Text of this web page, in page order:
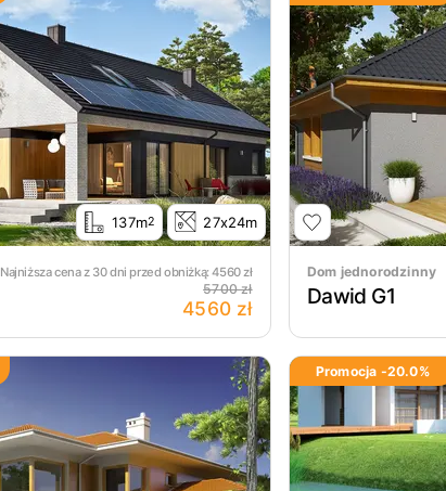
137m2 27x24m
Najniższa cena z 30 dni przed obniżką:4560zł
5700 zł
4560 zł
Dom jednorodzinny
Dawid G1
Promocja -20.0%